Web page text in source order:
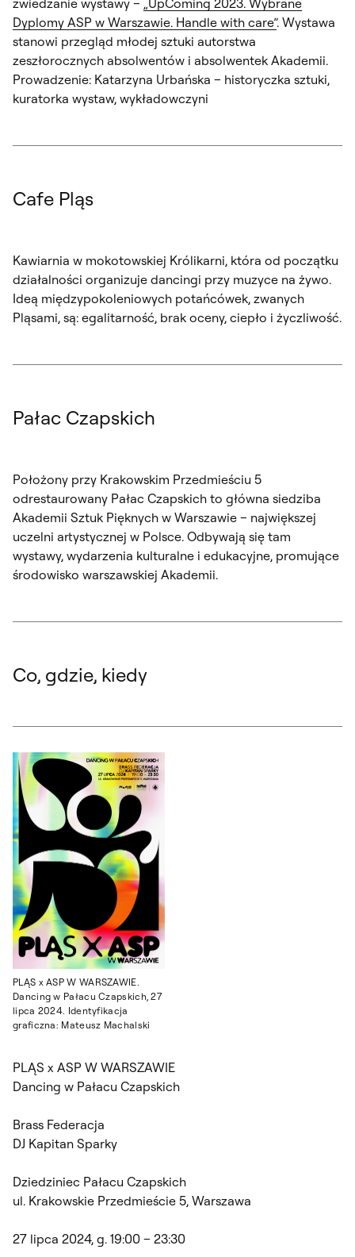
Dyplomy ASP w Warszawie. Handle with care”. Wystawa
stanowi przegląd młodej sztuki autorstwa
zeszłorocznych absolwentów i absolwentek Akademii.
Prowadzenie: Katarzyna Urbańska – historyczka sztuki,
kuratorka wystaw, wykładowczyni
Cafe Pląs
Kawiarnia w mokotowskiej Królikarni, która od początku
działalności organizuje dancingi przy muzyce na żywo.
Ideą międzypokoleniowych potańcówek, zwanych
Pląsami, są: egalitarność, brak oceny, ciepło i życzliwość.
Pałac Czapskich
Położony przy Krakowskim Przedmieściu 5
odrestaurowany Pałac Czapskich to główna siedziba
Akademii Sztuk Pięknych w Warszawie – największej
uczelni artystycznej w Polsce. Odbywają się tam
wystawy, wydarzenia kulturalne i edukacyjne, promujące
środowisko warszawskiej Akademii.
Co, gdzie, kiedy
PLĄS x ASP W WARSZAWIE.
Dancing w Pałacu Czapskich, 27
lipca 2024. Identyfikacja
graficzna: Mateusz Machalski
PLĄS x ASP W WARSZAWIE
Dancing w Pałacu Czapskich
Brass Federacja
DJ Kapitan Sparky
Dziedziniec Pałacu Czapskich
ul. Krakowskie Przedmieście 5, Warszawa
27 lipca 2024, g. 19:00 – 23:30